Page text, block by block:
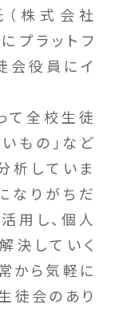
株式会社
プラットフ
会役員にイ
て全校生徒
もの」など
析していま
なりがちだ
用し、個人
決していく
から気軽に
徒会のあり